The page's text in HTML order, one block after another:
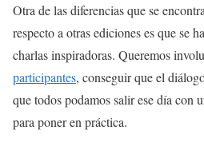
Otra de las diferencias que se
respecto a otras ediciones es que se
charlas inspiradoras. Queremos
participantes, conseguir que el
que todos podamos salir ese día con
para poner en práctica.